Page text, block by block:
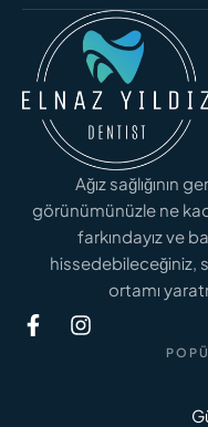
Ağız sağlığının
görünümünüzle ne
farkındayız ve
hissedebileceğiniz,
ortamı